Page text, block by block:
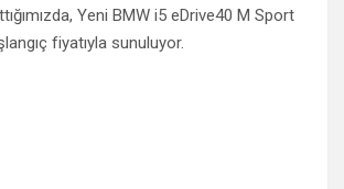
Yeni BMW i5 eDrive40 M Sport
fiyatıyla sunuluyor.